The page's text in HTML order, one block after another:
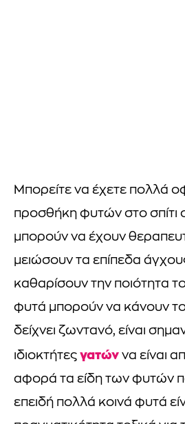
Μπορείτε να έχετε πολλά
προσθήκη φυτών στο σπίτι
μπορούν να έχουν
μειώσουν τα επίπεδα
καθαρίσουν την ποιότητα
φυτά μπορούν να κάνουν το
δείχνει ζωντανό, είναι
ιδιοκτήτες γατών να είναι
αφορά τα είδη των φυτών
επειδή πολλά κοινά φυτά